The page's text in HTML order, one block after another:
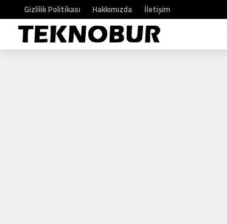
Gizlilik Politikası Hakkımızda İletişim